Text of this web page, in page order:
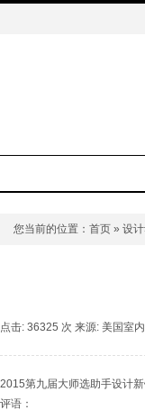
您当前的位置： 首页 » 设
点击: 36325 次 来源: 美国室
2015第九届大师选助手设计
评语：